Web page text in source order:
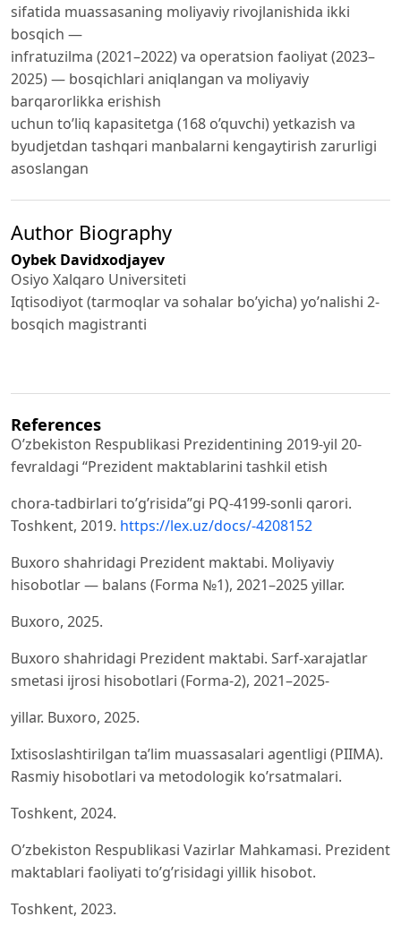
sifatida muassasaning moliyaviy rivojlanishida ikki
bosqich —
infratuzilma (2021–2022) va operatsion faoliyat (2023–
2025) — bosqichlari aniqlangan va moliyaviy
barqarorlikka erishish
uchun to’liq kapasitetga (168 o’quvchi) yetkazish va
byudjetdan tashqari manbalarni kengaytirish zarurligi
asoslangan
Author Biography
Oybek Davidxodjayev
Osiyo Xalqaro Universiteti
Iqtisodiyot (tarmoqlar va sohalar bo’yicha) yo’nalishi 2-
bosqich magistranti
References
O’zbekiston Respublikasi Prezidentining 2019-yil 20-
fevraldagi “Prezident maktablarini tashkil etish
chora-tadbirlari to’g’risida”gi PQ-4199-sonli qarori.
Toshkent, 2019. https://lex.uz/docs/-4208152
Buxoro shahridagi Prezident maktabi. Moliyaviy
hisobotlar — balans (Forma №1), 2021–2025 yillar.
Buxoro, 2025.
Buxoro shahridagi Prezident maktabi. Sarf-xarajatlar
smetasi ijrosi hisobotlari (Forma-2), 2021–2025-
yillar. Buxoro, 2025.
Ixtisoslashtirilgan ta’lim muassasalari agentligi (PIIMA).
Rasmiy hisobotlari va metodologik ko’rsatmalari.
Toshkent, 2024.
O’zbekiston Respublikasi Vazirlar Mahkamasi. Prezident
maktablari faoliyati to’g’risidagi yillik hisobot.
Toshkent, 2023.